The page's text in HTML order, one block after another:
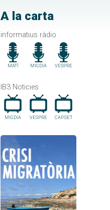
A la carta
informatius ràdio
MATÍ MIGDIA VESPRE
IB3 Noticies
MIGDIA VESPRE CAP.SET